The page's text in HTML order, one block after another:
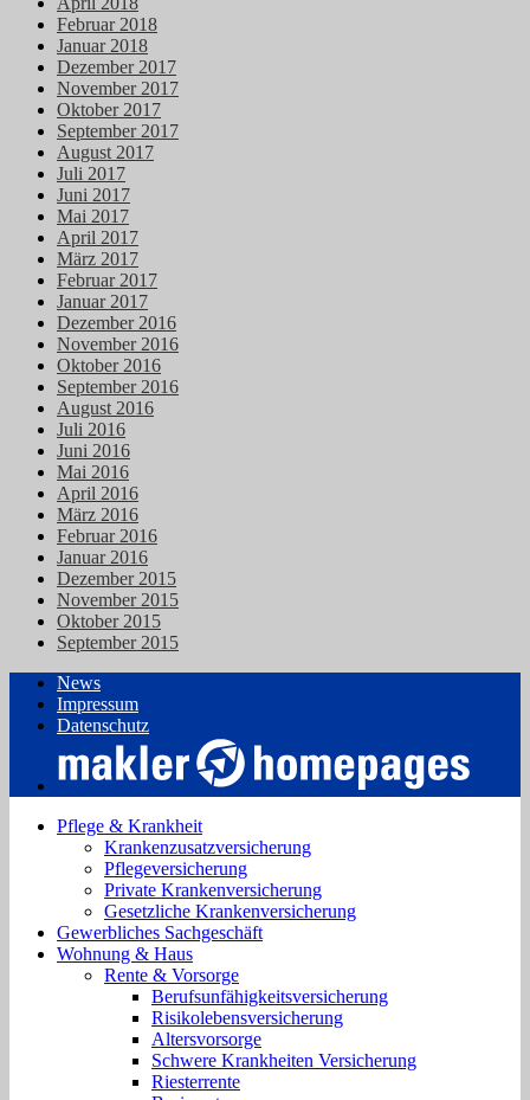
Februar 2018
Januar 2018
Dezember 2017
November 2017
Oktober 2017
September 2017
August 2017
Juli 2017
Juni 2017
Mai 2017
April 2017
März 2017
Februar 2017
Januar 2017
Dezember 2016
November 2016
Oktober 2016
September 2016
August 2016
Juli 2016
Juni 2016
Mai 2016
April 2016
März 2016
Februar 2016
Januar 2016
Dezember 2015
November 2015
Oktober 2015
September 2015
News
Impressum
Datenschutz
Pflege & Krankheit
Krankenzusatzversicherung
Pflegeversicherung
Private Krankenversicherung
Gesetzliche Krankenversicherung
Gewerbliches Sachgeschäft
Wohnung & Haus
Rente & Vorsorge
Berufs­unfähigkeitsversicherung
Risikolebensversicherung
Altersvorsorge
Schwere Krankheiten Versicherung
Riesterrente